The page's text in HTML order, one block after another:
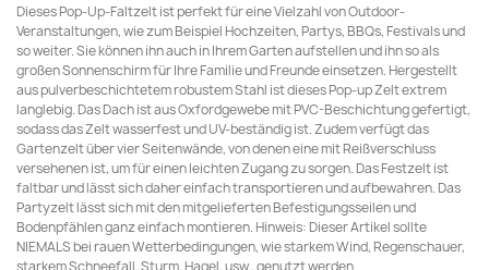
Dieses Pop-Up-Faltzelt ist perfekt für eine Vielzahl von Outdoor-
Veranstaltungen, wie zum Beispiel Hochzeiten, Partys, BBQs, Festivals und
so weiter. Sie können ihn auch in Ihrem Garten aufstellen und ihn so als
großen Sonnenschirm für Ihre Familie und Freunde einsetzen. Hergestellt
aus pulverbeschichtetem robustem Stahl ist dieses Pop-up Zelt extrem
langlebig. Das Dach ist aus Oxfordgewebe mit PVC-Beschichtung gefertigt,
sodass das Zelt wasserfest und UV-beständig ist. Zudem verfügt das
Gartenzelt über vier Seitenwände, von denen eine mit Reißverschluss
versehenen ist, um für einen leichten Zugang zu sorgen. Das Festzelt ist
faltbar und lässt sich daher einfach transportieren und aufbewahren. Das
Partyzelt lässt sich mit den mitgelieferten Befestigungsseilen und
Bodenpfählen ganz einfach montieren. Hinweis: Dieser Artikel sollte
NIEMALS bei rauen Wetterbedingungen, wie starkem Wind, Regenschauer,
starkem Schneefall, Sturm, Hagel, usw., genutzt werden.